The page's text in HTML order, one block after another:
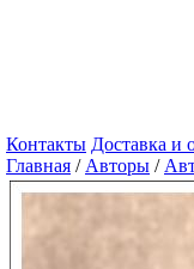
Контакты Доставка и
Главная / Авторы /